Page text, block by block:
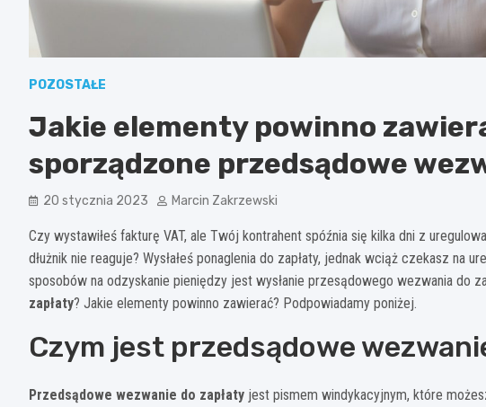
POZOSTAŁE
Jakie elementy powinno
sporządzone przedsądowe
20 stycznia 2023 Marcin Zakrzewski
Czy wystawiłeś fakturę VAT, ale Twój kontrahent spóźnia się kilka dni z
dłużnik nie reaguje? Wysłałeś ponaglenia do zapłaty, jednak wciąż czekasz na
sposobów na odzyskanie pieniędzy jest wysłanie przesądowego wezwania do
zapłaty? Jakie elementy powinno zawierać? Podpowiadamy poniżej.
Czym jest przedsądowe
Przedsądowe wezwanie do zapłaty jest pismem windykacyjnym, które